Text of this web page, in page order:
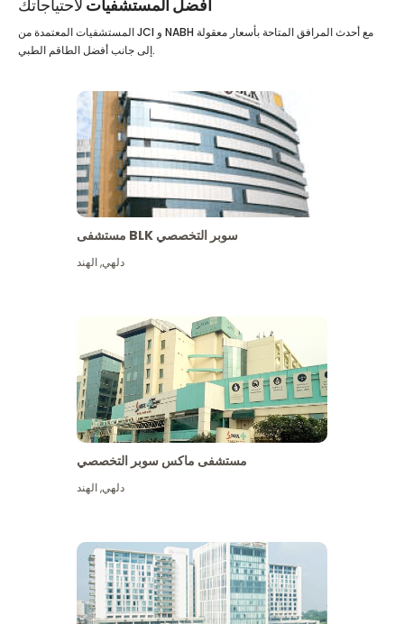
أفضل المستشفيات لاحتياجاتك
المستشفيات المعتمدة من JCI و NABH مع أحدث المرافق المتاحة بأسعار معقولة
إلى جانب أفضل الطاقم الطبي.
مستشفى BLK سوبر التخصصي
دلهي,الهند
مستشفى ماكس سوبر التخصصي
دلهي,الهند